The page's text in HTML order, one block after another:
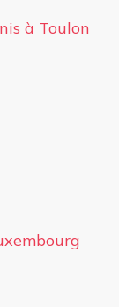
à Toulon